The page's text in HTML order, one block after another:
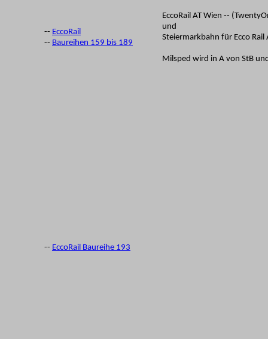
-- EccoRail
-- Baureihen 159 bis 189
EccoRail AT Wien --
und
Steiermarkbahn für Ecco Rail
Milsped wird in A von StB
-- EccoRail Baureihe 193